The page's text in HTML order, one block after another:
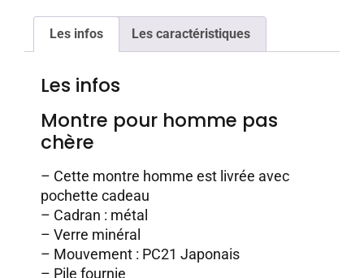
Les infos Les caractéristiques
Les infos
Montre pour homme pas
chère
– Cette montre homme est livrée avec
pochette cadeau
– Cadran : métal
– Verre minéral
– Mouvement : PC21 Japonais
– Pile fournie